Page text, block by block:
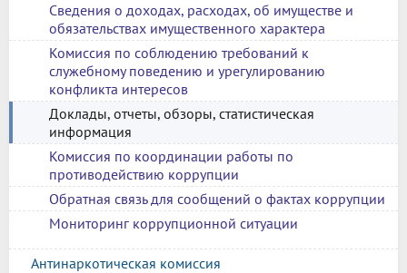
Сведения о доходах, расходах, об имуществе и
обязательствах имущественного характера
Комиссия по соблюдению требований к
служебному поведению и урегулированию
конфликта интересов
Доклады, отчеты, обзоры, статистическая
информация
Комиссия по координации работы по
противодействию коррупции
Обратная связь для сообщений о фактах коррупции
Мониторинг коррупционной ситуации
Антинаркотическая комиссия